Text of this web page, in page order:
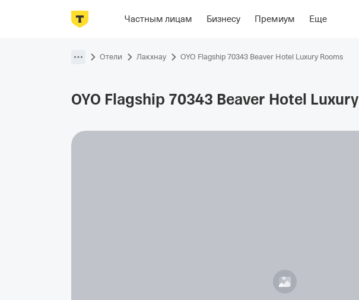
Частным лицам Бизнесу Премиум Еще
Фотографии НомераРасположениеОб отеле
Отели Лакхнау OYO Flagship 70343 Beaver Hotel Luxury Rooms
OYO Flagship 70343 Beaver Hotel Luxury